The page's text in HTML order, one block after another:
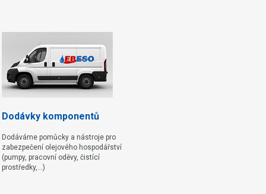
Dodávky komponentů
Dodáváme pomůcky a nástroje pro
zabezpečení olejového hospodářství
(pumpy, pracovní oděvy, čistící
prostředky,...)